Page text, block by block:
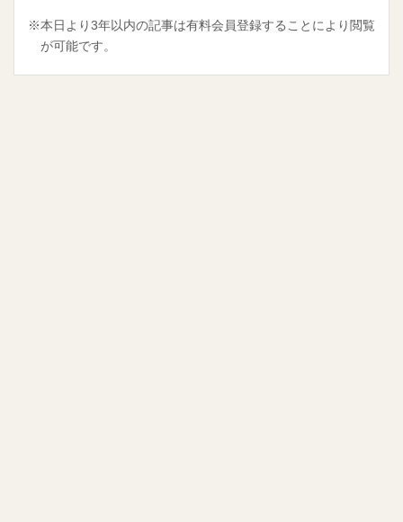
※本日より3年以内の記事は有料会員登録することにより閲覧
が可能です。